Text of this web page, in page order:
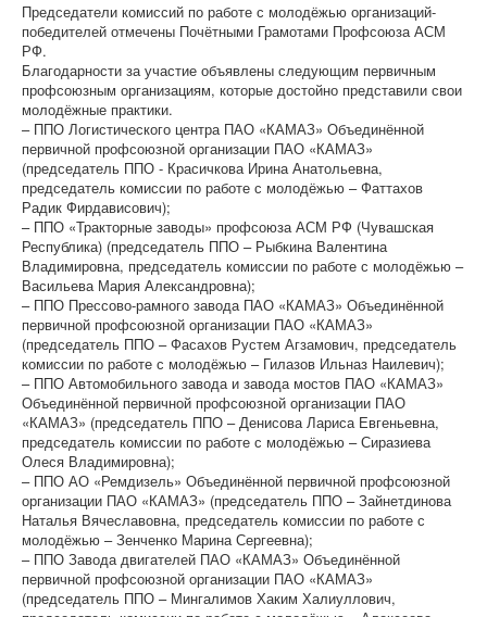
Председатели комиссий по работе с молодёжью организаций-
победителей отмечены Почётными Грамотами Профсоюза АСМ
РФ.
Благодарности за участие объявлены следующим первичным
профсоюзным организациям, которые достойно представили свои
молодёжные практики.
– ППО Логистического центра ПАО «КАМАЗ» Объединённой
первичной профсоюзной организации ПАО «КАМАЗ»
(председатель ППО - Красичкова Ирина Анатольевна,
председатель комиссии по работе с молодёжью – Фаттахов
Радик Фирдависович);
– ППО «Тракторные заводы» профсоюза АСМ РФ (Чувашская
Республика) (председатель ППО – Рыбкина Валентина
Владимировна, председатель комиссии по работе с молодёжью –
Васильева Мария Александровна);
– ППО Прессово-рамного завода ПАО «КАМАЗ» Объединённой
первичной профсоюзной организации ПАО «КАМАЗ»
(председатель ППО – Фасахов Рустем Агзамович, председатель
комиссии по работе с молодёжью – Гилазов Ильназ Наилевич);
– ППО Автомобильного завода и завода мостов ПАО «КАМАЗ»
Объединённой первичной профсоюзной организации ПАО
«КАМАЗ» (председатель ППО – Денисова Лариса Евгеньевна,
председатель комиссии по работе с молодёжью – Сиразиева
Олеся Владимировна);
– ППО АО «Ремдизель» Объединённой первичной профсоюзной
организации ПАО «КАМАЗ» (председатель ППО – Зайнетдинова
Наталья Вячеславовна, председатель комиссии по работе с
молодёжью – Зенченко Марина Сергеевна);
– ППО Завода двигателей ПАО «КАМАЗ» Объединённой
первичной профсоюзной организации ПАО «КАМАЗ»
(председатель ППО – Мингалимов Хаким Халиуллович,